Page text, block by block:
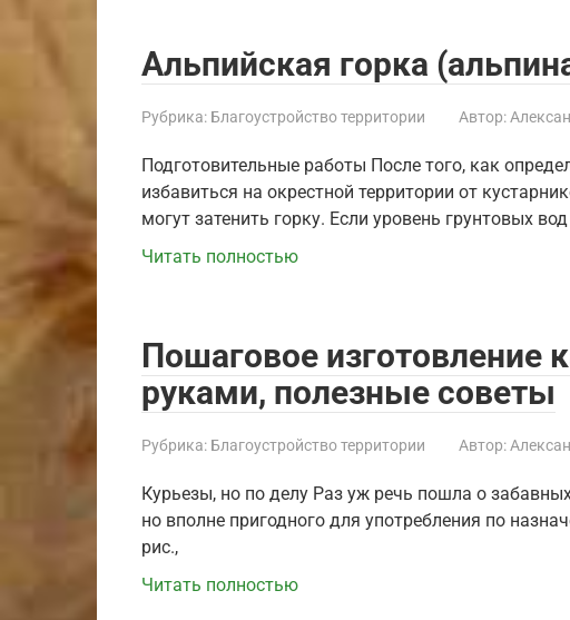
Альпийская горка
Рубрика: Благоустройство территории Автор:
Подготовительные работы После того, как
избавиться на окрестной территории от
могут затенить горку. Если уровень грунтовых
Читать полностью
Пошаговое изготовление
руками, полезные советы
Рубрика: Благоустройство территории Автор:
Курьезы, но по делу Раз уж речь пошла о
но вполне пригодного для употребления по
рис.,
Читать полностью